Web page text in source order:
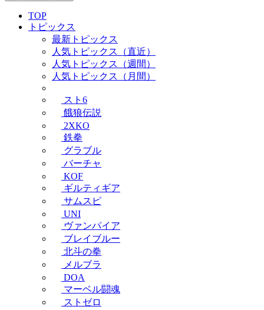
TOP
トピックス
最新トピックス
人気トピックス（直近）
人気トピックス（週間）
人気トピックス（月間）
スト6
餓狼伝説
2XKO
鉄拳
グラブル
バーチャ
KOF
ギルティギア
サムスピ
UNI
ヴァンパイア
ブレイブルー
北斗の拳
メルブラ
DOA
マーベル闘魂
ストゼロ